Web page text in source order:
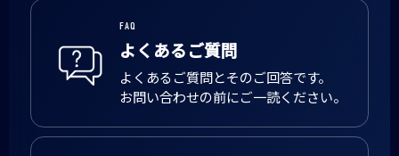
FAQ
よくあるご質問
よくあるご質問とそのご回答です。
お問い合わせの前にご一読ください。